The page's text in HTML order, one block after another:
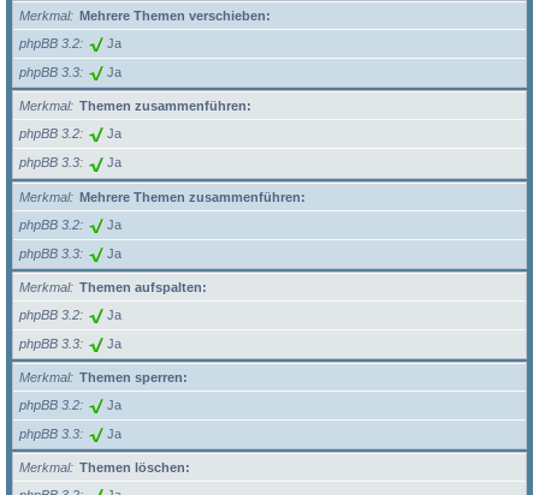
Merkmal
Mehrere Themen verschieben:
phpBB 3.2
Ja
phpBB 3.3 Ja
Merkmal
Themen zusammenführen:
phpBB 3.2
Ja
phpBB 3.3 Ja
Merkmal
Mehrere Themen zusammenführen:
phpBB 3.2
Ja
phpBB 3.3 Ja
Merkmal
Themen aufspalten:
phpBB 3.2
Ja
phpBB 3.3 Ja
Merkmal
Themen sperren:
phpBB 3.2
Ja
phpBB 3.3 Ja
Merkmal
Themen löschen: